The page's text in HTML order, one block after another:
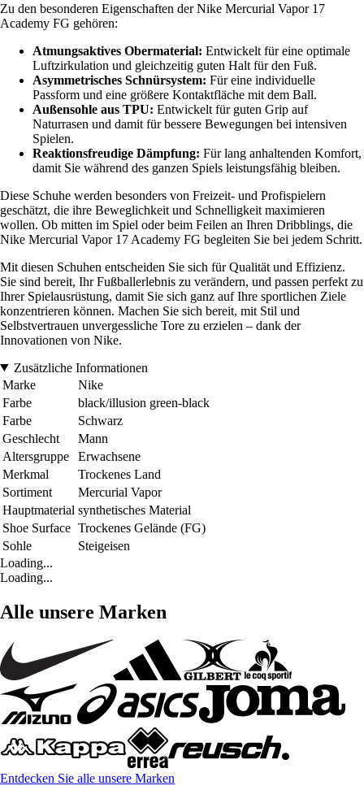
Zu den besonderen Eigenschaften der Nike Mercurial Vapor 17
Academy FG gehören:
Atmungsaktives Obermaterial: Entwickelt für eine optimale
Luftzirkulation und gleichzeitig guten Halt für den Fuß.
Asymmetrisches Schnürsystem: Für eine individuelle
Passform und eine größere Kontaktfläche mit dem Ball.
Außensohle aus TPU: Entwickelt für guten Grip auf
Naturrasen und damit für bessere Bewegungen bei intensiven
Spielen.
Reaktionsfreudige Dämpfung: Für lang anhaltenden Komfort,
damit Sie während des ganzen Spiels leistungsfähig bleiben.
Diese Schuhe werden besonders von Freizeit- und Profispielern
geschätzt, die ihre Beweglichkeit und Schnelligkeit maximieren
wollen. Ob mitten im Spiel oder beim Feilen an Ihren Dribblings, die
Nike Mercurial Vapor 17 Academy FG begleiten Sie bei jedem Schritt.
Mit diesen Schuhen entscheiden Sie sich für Qualität und Effizienz.
Sie sind bereit, Ihr Fußballerlebnis zu verändern, und passen perfekt zu
Ihrer Spielausrüstung, damit Sie sich ganz auf Ihre sportlichen Ziele
konzentrieren können. Machen Sie sich bereit, mit Stil und
Selbstvertrauen unvergessliche Tore zu erzielen – dank der
Innovationen von Nike.
Zusätzliche Informationen
Marke
Nike
Farbe
black/illusion green-black
Farbe
Schwarz
Geschlecht
Mann
Altersgruppe
Erwachsene
Merkmal
Trockenes Land
Sortiment
Mercurial Vapor
Hauptmaterial synthetisches Material
Shoe Surface Trockenes Gelände (FG)
Sohle
Steigeisen
Loading...
Loading...
Alle unsere Marken
Entdecken Sie alle unsere Marken